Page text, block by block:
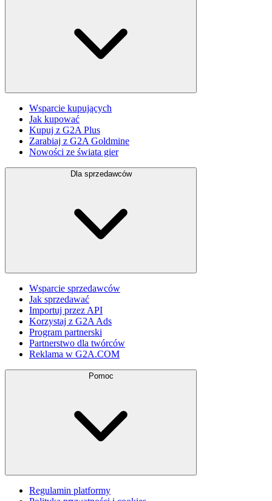
Wsparcie kupujących
Jak kupować
Kupuj z G2A Plus
Zarabiaj z G2A Goldmine
Nowości ze świata gier
Dla sprzedawców
Wsparcie sprzedawców
Jak sprzedawać
Importuj przez API
Korzystaj z G2A Ads
Program partnerski
Partnerstwo dla twórców
Reklama w G2A.COM
Pomoc
Regulamin platformy